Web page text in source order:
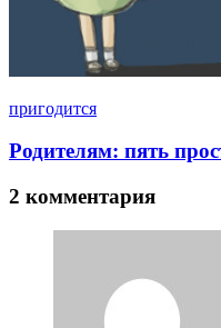
пригодится
Родителям: пять
2 комментария